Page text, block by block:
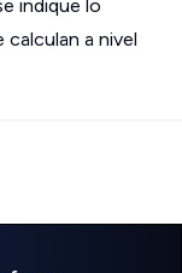
indique lo
a nivel